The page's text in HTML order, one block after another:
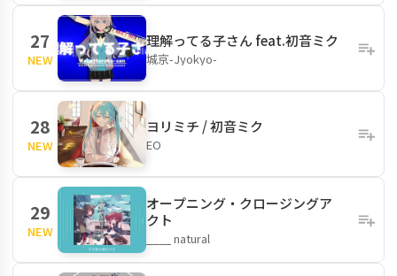
27
NEW
理解ってる子さん feat.初音ミク
城京-Jyokyo-
28
NEW
ヨリミチ / 初音ミク
EO
29
NEW
オープニング・クロージングア
クト
____ natural